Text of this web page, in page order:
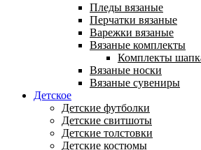
Пледы вязаные
Перчатки вязаные
Варежки вязаные
Вязаные комплекты
Комплекты
Вязаные носки
Вязаные сувениры
Детское
Детские футболки
Детские свитшоты
Детские толстовки
Детские костюмы